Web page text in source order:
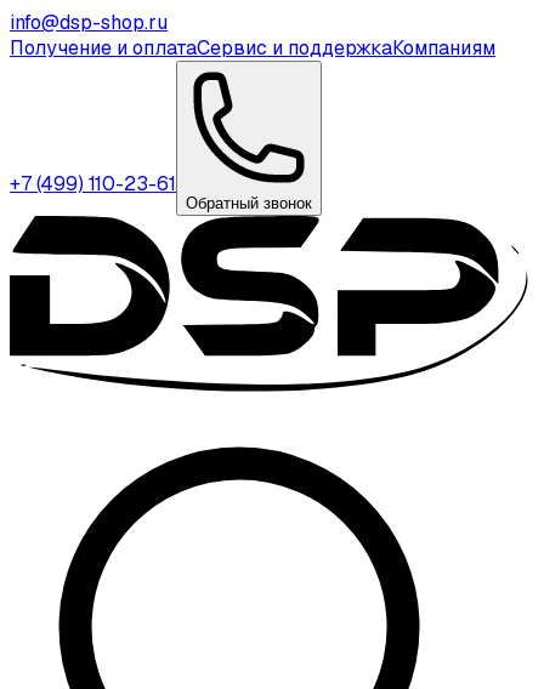
info@dsp-shop.ru
Получение и оплатаСервис и поддержкаКомпаниям
+7 (499) 110-23-61
Обратный звонок